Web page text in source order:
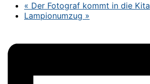
« Der Fotograf kommt in die Kita
Lampionumzug »